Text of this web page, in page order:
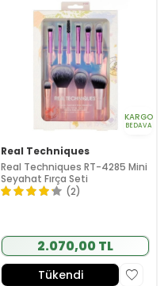
KARGO
BEDAVA
Real Techniques
Real Techniques RT-4285 Mini
Seyahat Fırça Seti
(2)
2.070,00 TL
Tükendi